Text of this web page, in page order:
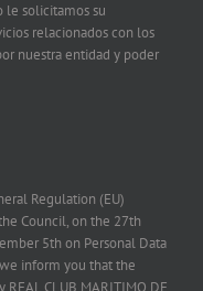
le solicitamos su
relacionados con los
nuestra entidad y poder
Regulation (EU)
Council, on the 27th
5th on Personal Data
inform you that the